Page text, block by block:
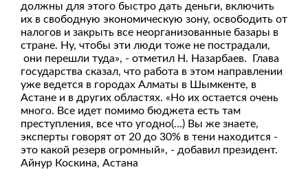
должны для этого быстро дать деньги, включить
их в свободную экономическую зону, освободить от
налогов и закрыть все неорганизованные базары в
стране. Ну, чтобы эти люди тоже не пострадали,
они перешли туда», - отметил Н. Назарбаев. Глава
государства сказал, что работа в этом направлении
уже ведется в городах Алматы в Шымкенте, в
Астане и в других областях. «Но их остается очень
много. Все идет помимо бюджета есть там
преступления, все что угодно(…) Вы же знаете,
эксперты говорят от 20 до 30% в тени находится -
это какой резерв огромный», - добавил президент.
Айнур Коскина, Астана